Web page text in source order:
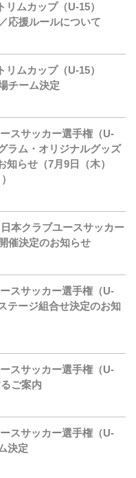
ムカップ（U-15）
応援ルールについて
ムカップ（U-15）
チーム決定
スサッカー選手権（U-
ラム・オリジナルグッズ
らせ（7月9日（木）
本クラブユースサッカー
催決定のお知らせ
スサッカー選手権（U-
テージ組合せ決定のお知
スサッカー選手権（U-
ご案内
スサッカー選手権（U-
決定